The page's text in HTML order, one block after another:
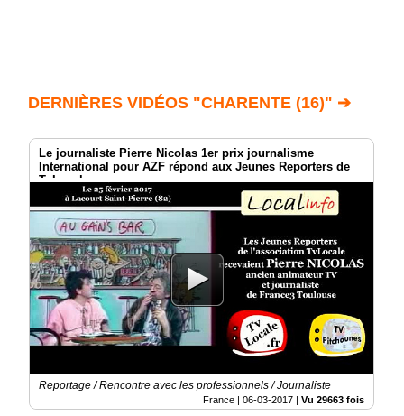
DERNIÈRES VIDÉOS "CHARENTE (16)" ➔
Le journaliste Pierre Nicolas 1er prix journalisme
International pour AZF répond aux Jeunes Reporters de
TvLocale
Reportage / Rencontre avec les professionnels / Journaliste
France | 06-03-2017 | Vu 29663 fois